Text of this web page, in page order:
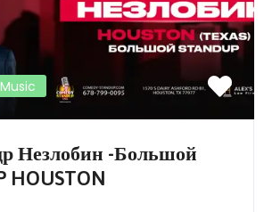
Music
Незлобин -Большой
HOUSTON